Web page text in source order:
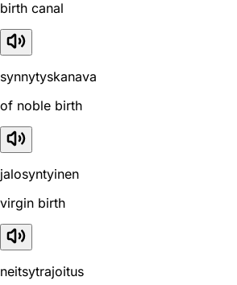
birth canal
synnytyskanava
of noble birth
jalosyntyinen
virgin birth
neitsytrajoitus